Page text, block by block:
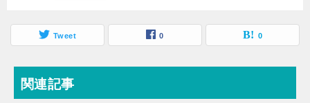
Tweet 0 0
関連記事